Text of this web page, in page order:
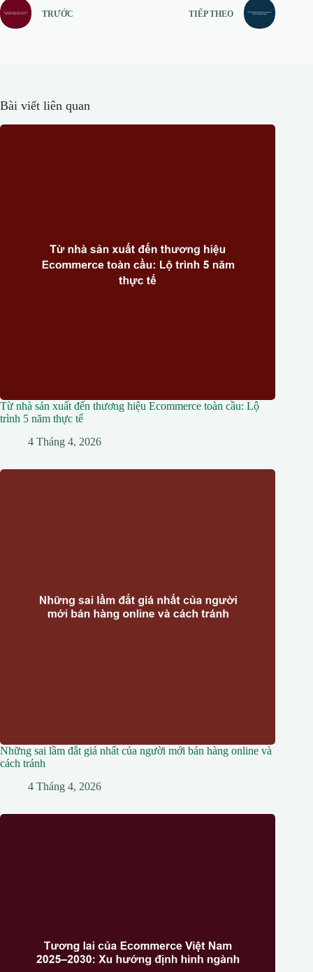
TRƯỚC TIẾP THEO
Bài viết liên quan
Từ nhà sản xuất đến thương hiệu Ecommerce toàn cầu: Lộ
trình 5 năm thực tế
4 Tháng 4, 2026
Những sai lầm đắt giá nhất của người mới bán hàng online và
cách tránh
4 Tháng 4, 2026